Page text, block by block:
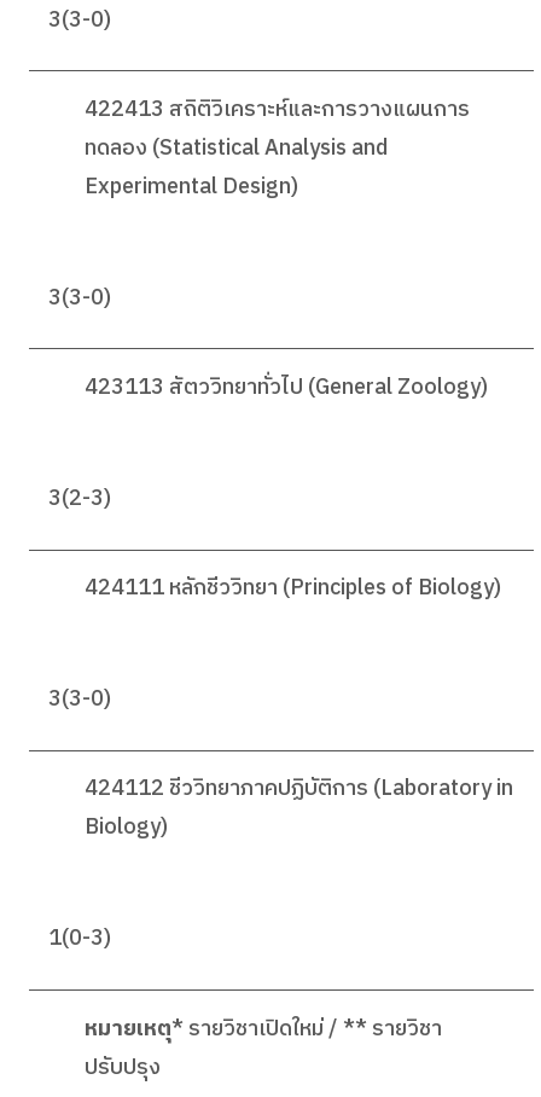
3(3-0)
422413 สถิติวิเคราะห์และการวางแผนการ
ทดลอง (Statistical Analysis and
Experimental Design)
3(3-0)
423113 สัตววิทยาทั่วไป (General Zoology)
3(2-3)
424111 หลักชีววิทยา (Principles of Biology)
3(3-0)
424112 ชีววิทยาภาคปฏิบัติการ (Laboratory in
Biology)
1(0-3)
หมายเหตุ* รายวิชาเปิดใหม่ / ** รายวิชา
ปรับปรุง